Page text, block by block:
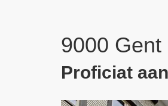
9000 Gent
Proficiat